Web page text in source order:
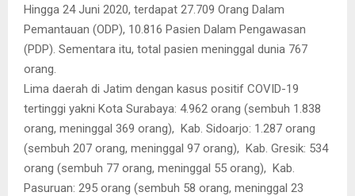
Hingga 24 Juni 2020, terdapat 27.709 Orang Dalam
Pemantauan (ODP), 10.816 Pasien Dalam Pengawasan
(PDP). Sementara itu, total pasien meninggal dunia 767
orang.
Lima daerah di Jatim dengan kasus positif COVID-19
tertinggi yakni Kota Surabaya: 4.962 orang (sembuh 1.838
orang, meninggal 369 orang), Kab. Sidoarjo: 1.287 orang
(sembuh 207 orang, meninggal 97 orang), Kab. Gresik: 534
orang (sembuh 77 orang, meninggal 55 orang), Kab.
Pasuruan: 295 orang (sembuh 58 orang, meninggal 23